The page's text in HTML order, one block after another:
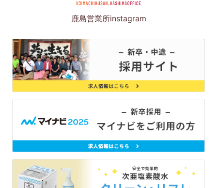
鹿島営業所instagram